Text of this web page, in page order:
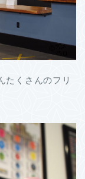
たくさんのフリ